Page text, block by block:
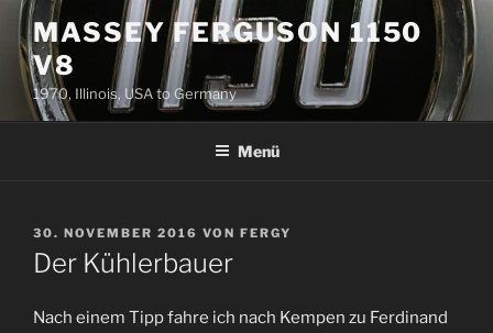
Zum
Inhalt
springen
MASSEY FERGUSON 1150
V8
1970, Illinois, USA to Germany
Menü
VERÖFFENTLICHT
AM
30. NOVEMBER 2016 VON FERGY
Der Kühlerbauer
Nach einem Tipp fahre ich nach Kempen zu Ferdinand